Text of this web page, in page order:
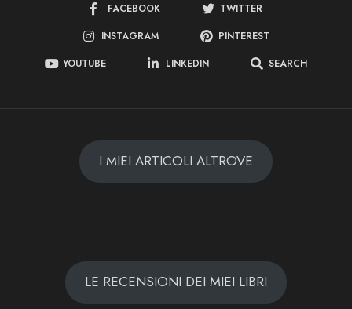
FACEBOOK
TWITTER
INSTAGRAM
PINTEREST
YOUTUBE
LINKEDIN SEARCH
I MIEI ARTICOLI ALTROVE
LE RECENSIONI DEI MIEI LIBRI